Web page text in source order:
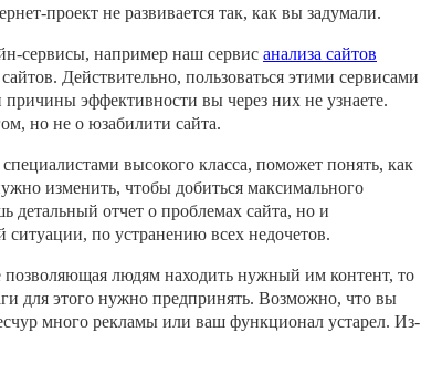
проект не развивается так, как вы задумали.
сервисы, например наш сервис анализа сайтов
Действительно, пользоваться этими сервисами
эффективности вы через них не узнаете.
но не о юзабилити сайта.
высокого класса, поможет понять, как
изменить, чтобы добиться максимального
детальный отчет о проблемах сайта, но и
по устранению всех недочетов.
позволяющая людям находить нужный им контент, то
для этого нужно предпринять. Возможно, что вы
много рекламы или ваш функционал устарел. Из-